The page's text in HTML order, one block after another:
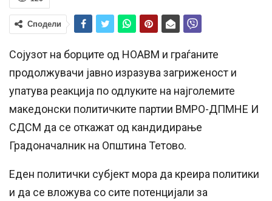
Сподели
Сојузот на борците од НОАВМ и граѓаните
продолжувачи јавно изразува загриженост и
упатува реакција по одлуките на најголемите
македонски политичките партии ВМРО-ДПМНЕ И
СДСМ да се откажат од кандидирање
Градоначалник на Општина Тетово.
Еден политички субјект мора да креира политики
и да се вложува со сите потенцијали за